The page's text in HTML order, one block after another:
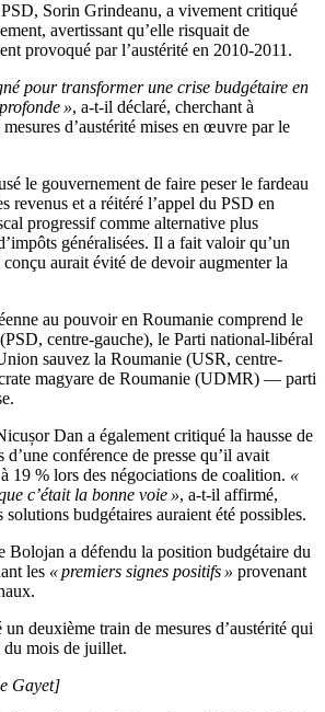
Sorin Grindeanu, a vivement critiqué
avertissant qu’elle risquait de
provoqué par l’austérité en 2010-2011.
pour transformer une crise budgétaire en
», a-t-il déclaré, cherchant à
d’austérité mises en œuvre par le
le gouvernement de faire peser le fardeau
revenus et a réitéré l’appel du PSD en
progressif comme alternative plus
généralisées. Il a fait valoir qu’un
aurait évité de devoir augmenter la
au pouvoir en Roumanie comprend le
centre-gauche), le Parti national-libéral
sauvez la Roumanie (USR, centre-
magyare de Roumanie (UDMR) — parti
Dan a également critiqué la hausse de
conférence de presse qu’il avait
19 % lors des négociations de coalition. «
c’était la bonne voie », a-t-il affirmé,
solutions budgétaires auraient été possibles.
Bolojan a défendu la position budgétaire du
les « premiers signes positifs » provenant
deuxième train de mesures d’austérité qui
mois de juillet.
Gayet]